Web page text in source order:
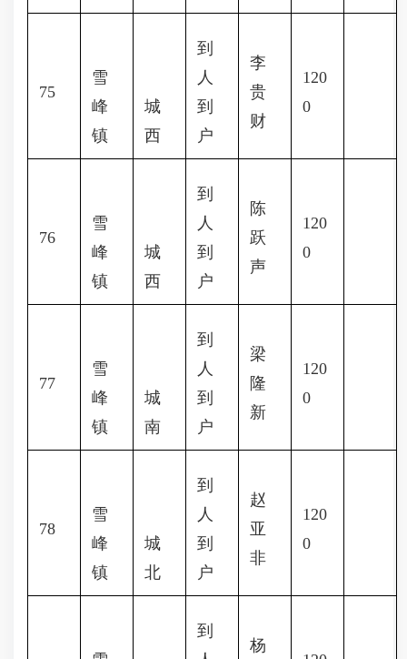
75
雪
峰
镇
城
西
到
人
到
户
李
贵
财
120
0
76
雪
峰
镇
城
西
到
人
到
户
陈
跃
声
120
0
77
雪
峰
镇
城
南
到
人
到
户
梁
隆
新
120
0
78
雪
峰
镇
城
北
到
人
到
户
赵
亚
非
120
0
到
杨